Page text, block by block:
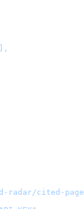
radar/cited-